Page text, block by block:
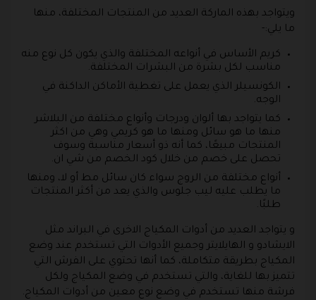
ويتواجد بهذه الماركة العديد من المنتجات المختلفة، منها
ما يلي:-
كريم الأساس في أنواعه المختلفة والذي يكون كل نوع منه
مناسب لكل بشرة من البشرات المختلفة.
الكونسيلر الذي يعمل على تغطية الأماكن الداكنة في
الوجه.
كما يتواجد بها ألوان ودرجات وأنواع مختلفة من البلاشر
منها ما هو سائل ومنها ما هو كريمي وهي من اكثر
المنتجات مبيعًا، كما أنه ذو أسعار مناسبة وسوف
تحصل على خصم من خلال كود الخصم من شي ان.
أنواع مختلفة من الروج سواء كان سائل مط أو لا، ومنها
ما يطلب عليه ليب جلوس والذي يعد من أكثر المنتجات
طلبًا.
و يتواجد العديد من أدوات المكياج الاخرى في البراند مثل
الايشادو و الهايلايتر وجميع الأدوات التي تستخدم عند وضع
المكياج بطريقة متكاملة، كما أنها تحتوي على الفرش التي
تتميز بها للغاية، والتي تستخدم في وضع المكياج ولكل
فرشة منها تستخدم في وضع نوع معين من أدوات المكياج.